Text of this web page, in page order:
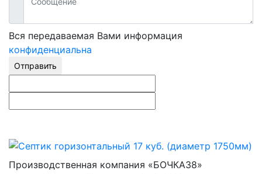
Вся передаваемая Вами информация
конфиденциальна
Отправить
Производственная компания «БОЧКА38»